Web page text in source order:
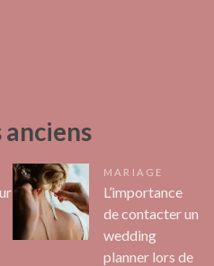
anciens
MARIAGE
L’importance
de contacter un
wedding
planner lors de